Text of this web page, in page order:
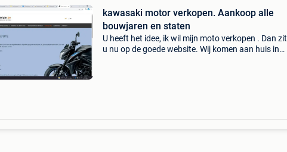
kawasaki motor verkopen. Aankoop alle
bouwjaren en staten
U heeft het idee, ik wil mijn moto verkopen . Dan zit
u nu op de goede website. Wij komen aan huis in